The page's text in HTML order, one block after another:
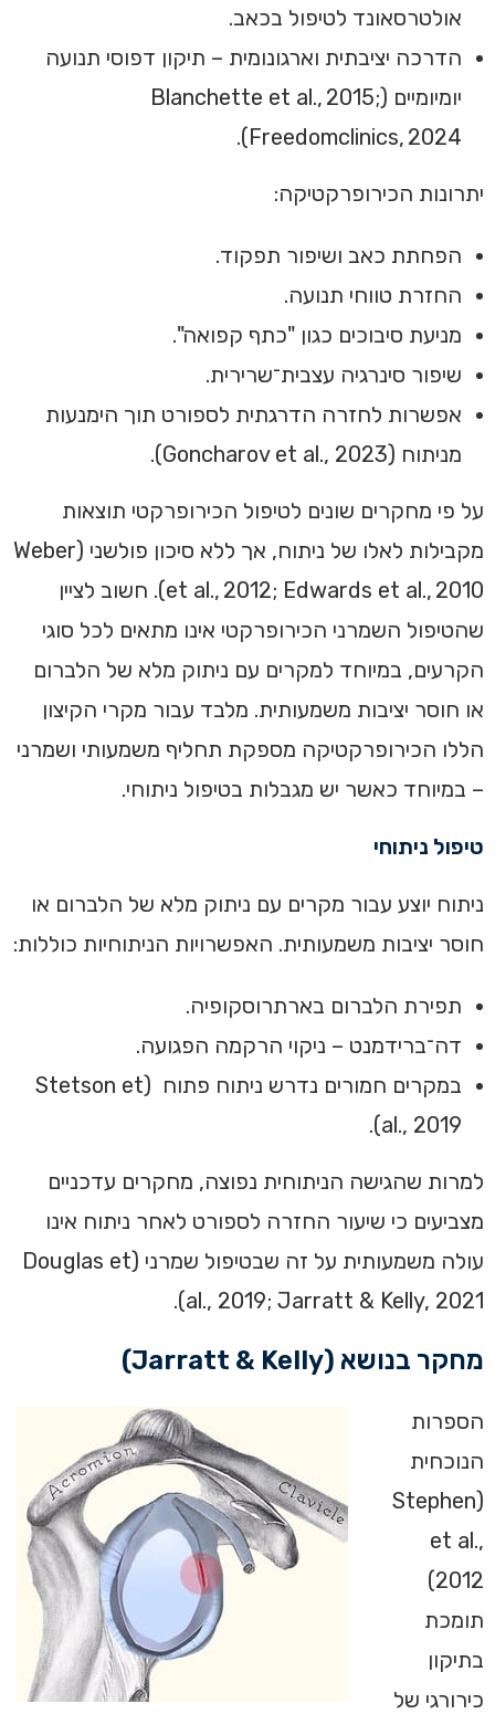
אולטרסאונד לטיפול בכאב.
הדרכה יציבתית וארגונומית – תיקון דפוסי תנועה
יומיומיים (Blanchette et al., 2015;
Freedomclinics, 2024).
יתרונות הכירופרקטיקה:
הפחתת כאב ושיפור תפקוד.
החזרת טווחי תנועה.
מניעת סיבוכים כגון "כתף קפואה".
שיפור סינרגיה עצבית־שרירית.
אפשרות לחזרה הדרגתית לספורט תוך הימנעות
מניתוח (Goncharov et al., 2023).
על פי מחקרים שונים לטיפול הכירופרקטי תוצאות
מקבילות לאלו של ניתוח, אך ללא סיכון פולשני (Weber
et al., 2012; Edwards et al., 2010). חשוב לציין
שהטיפול השמרני הכירופרקטי אינו מתאים לכל סוגי
הקרעים, במיוחד למקרים עם ניתוק מלא של הלברום
או חוסר יציבות משמעותית. מלבד עבור מקרי הקיצון
הללו הכירופרקטיקה מספקת תחליף משמעותי ושמרני
– במיוחד כאשר יש מגבלות בטיפול ניתוחי.
טיפול ניתוחי
ניתוח יוצע עבור מקרים עם ניתוק מלא של הלברום או
חוסר יציבות משמעותית. האפשרויות הניתוחיות כוללות:
תפירת הלברום בארתרוסקופיה.
דה־ברידמנט – ניקוי הרקמה הפגועה.
במקרים חמורים נדרש ניתוח פתוח (Stetson et
al., 2019).
למרות שהגישה הניתוחית נפוצה, מחקרים עדכניים
מצביעים כי שיעור החזרה לספורט לאחר ניתוח אינו
עולה משמעותית על זה שבטיפול שמרני (Douglas et
al., 2019; Jarratt & Kelly, 2021).
מחקר בנושא (Jarratt & Kelly)
הספרות
הנוכחית
(Stephen
et al.,
2012)
תומכת
בתיקון
כירורגי של